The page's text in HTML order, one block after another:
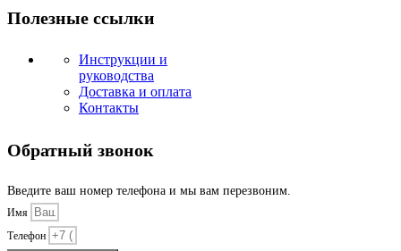
Полезные ссылки
Инструкции и
руководства
Доставка и оплата
Контакты
Обратный звонок
Введите ваш номер телефона и мы вам перезвоним.
Имя
Телефон